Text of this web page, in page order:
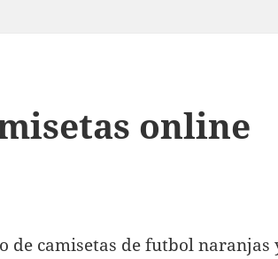
online
de camisetas de futbol naranjas